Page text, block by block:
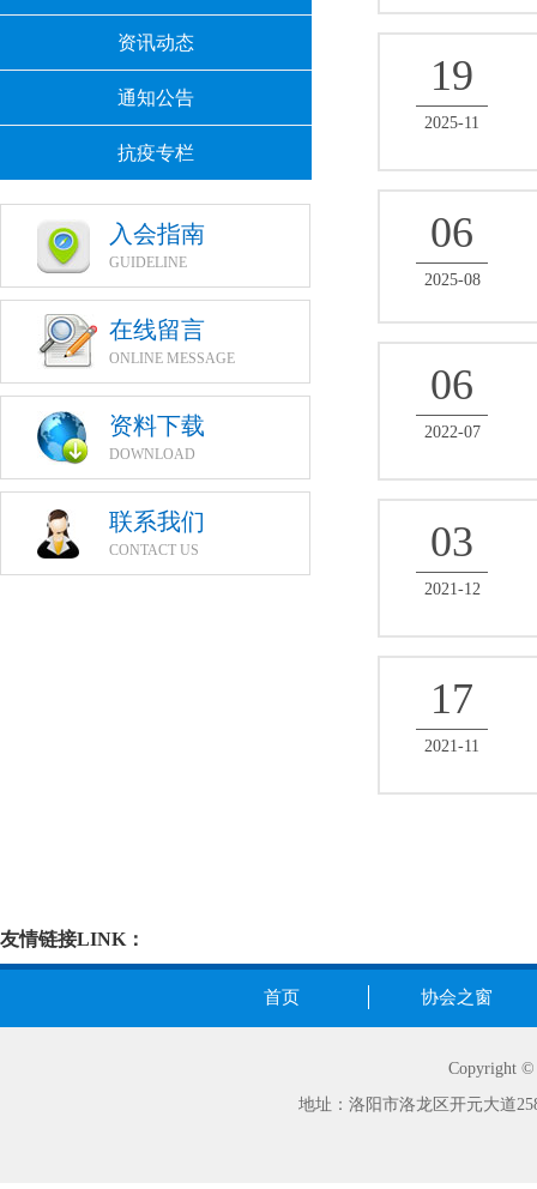
资讯动态
通知公告
抗疫专栏
入会指南
GUIDELINE
在线留言
ONLINE MESSAGE
资料下载
DOWNLOAD
联系我们
CONTACT US
19
2025-11
06
2025-08
06
2022-07
03
2021-12
17
2021-11
友情链接LINK：
首页 协会之窗
Copyright
地址：洛阳市洛龙区开元大道